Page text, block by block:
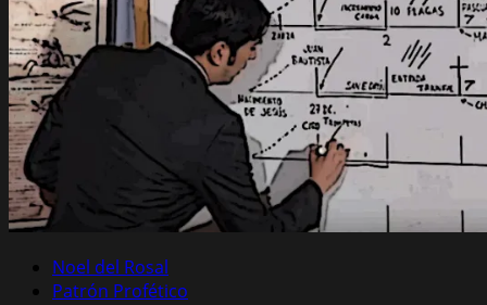
Noel del Rosal
Patrón Profético